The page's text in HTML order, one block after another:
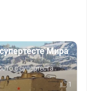
Мира
с супертеста
1